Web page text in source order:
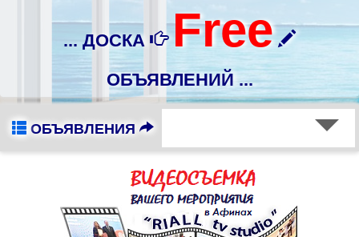
... ДОСКА Free
ОБЪЯВЛЕНИЙ ...
ОБЪЯВЛЕНИЯ